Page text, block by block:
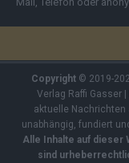
Copyright© 2019-
Verlag Raffi Gasser |
aktuelle Nachrichten
unabhängig, fundiert
Alle Inhalte auf dieser
sind